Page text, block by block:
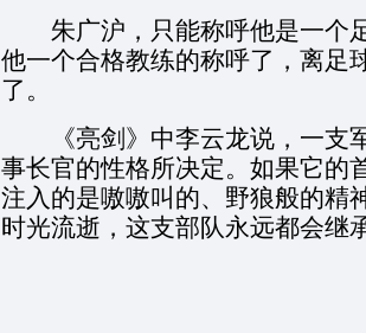
朱广沪，只能称呼他是一个
他一个合格教练的称呼了，离足
了。
《亮剑》中李云龙说，一支
事长官的性格所决定。如果它的
注入的是嗷嗷叫的、野狼般的精
时光流逝，这支部队永远都会继